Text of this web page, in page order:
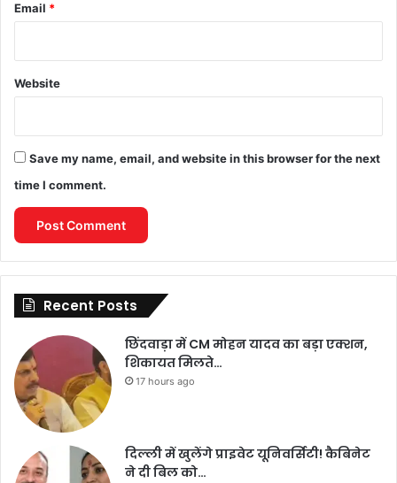
Email *
Website
Save my name, email, and website in this browser for the next
time I comment.
Recent Posts
छिंदवाड़ा में CM मोहन यादव का बड़ा एक्शन,
शिकायत मिलते…
17 hours ago
दिल्ली में खुलेंगे प्राइवेट यूनिवर्सिटी! कैबिनेट
ने दी बिल को…